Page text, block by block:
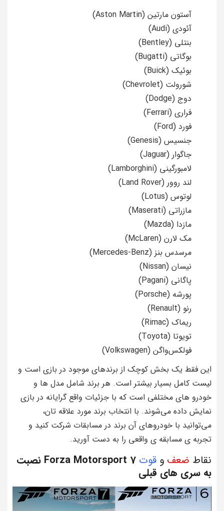
آستون مارتین (Aston Martin)
آئودی (Audi)
بنتلی (Bentley)
بوگاتی (Bugatti)
بوئیک (Buick)
شورولت (Chevrolet)
دوج (Dodge)
فراری (Ferrari)
فورد (Ford)
جنسیس (Genesis)
جاگوار (Jaguar)
لامبورگینی (Lamborghini)
لند روور (Land Rover)
لوتوس (Lotus)
مازراتی (Maserati)
مازدا (Mazda)
مک لارن (McLaren)
مرسدس بنز (Mercedes-Benz)
نیسان (Nissan)
پاگانی (Pagani)
پورشه (Porsche)
رنو (Renault)
ریماک (Rimac)
تویوتا (Toyota)
فولکس‌واگن (Volkswagen)
این فقط یک بخش کوچک از برندهای موجود در بازی است و
لیست کامل بسیار بیشتر است. هر برند شامل مدل‌ ها و
خودرو های مختلفی است که با جزئیات واقع‌ گرایانه در بازی
نمایش داده می‌شوند. با انتخاب برند مورد علاقه‌ تان،
می‌توانید با خودروهای آن برند در مسابقات شرکت کنید و
تجربه‌ ی مسابقه‌ ی واقعی را به دست آورید.
نقاط ضعف و قوت
Forza Motorsport 7 نصبت
به سری های قبلی